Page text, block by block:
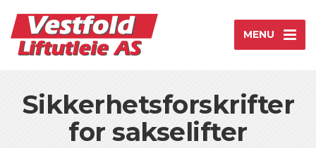
MENU
Sikkerhetsforskrifter
for sakselifter